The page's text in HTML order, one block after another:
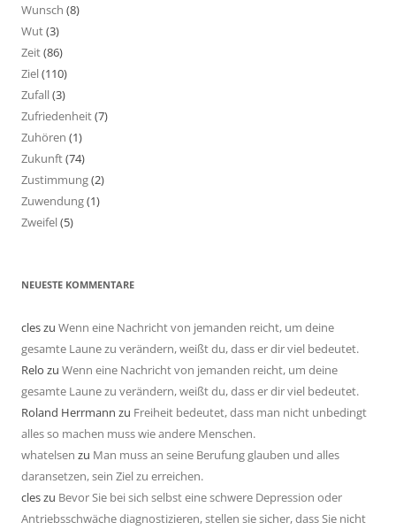
Wunsch (8)
Wut(3)
Zeit(86)
Ziel(110)
Zufall(3)
Zufriedenheit(7)
Zuhören (1)
Zukunft(74)
Zustimmung(2)
Zuwendung(1)
Zweifel(5)
NEUESTE KOMMENTARE
cleszu Wenn eine Nachricht von jemanden reicht, um deine
gesamte Laune zu verändern, weißt du, dass er dir viel bedeutet.
Relo zu Wenn eine Nachricht von jemanden reicht, um deine
gesamte Laune zu verändern, weißt du, dass er dir viel bedeutet.
Roland Herrmann zu Freiheit bedeutet, dass man nicht unbedingt
alles so machen muss wie andere Menschen.
whatelsen zu Man muss an seine Berufung glauben und alles
daransetzen, sein Ziel zu erreichen.
cleszu Bevor Sie bei sich selbst eine schwere Depression oder
Antriebsschwäche diagnostizieren, stellen sie sicher, dass Sie nicht